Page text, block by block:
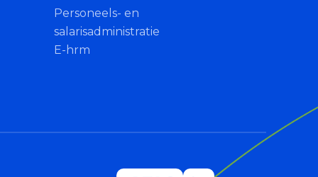
Personeels- en
salarisadministratie
E-hrm